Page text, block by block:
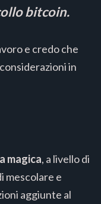
bitcoin.
e credo che
in
magica, a livello di
mescolare e
aggiunte al